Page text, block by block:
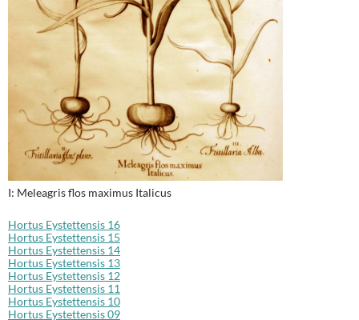
I: Meleagris flos maximus Italicus
Hortus Eystettensis 16
Hortus Eystettensis 15
Hortus Eystettensis 14
Hortus Eystettensis 13
Hortus Eystettensis 12
Hortus Eystettensis 11
Hortus Eystettensis 10
Hortus Eystettensis 09